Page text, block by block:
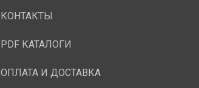
КОНТАКТЫ
PDF КАТАЛОГИ
ОПЛАТА И ДОСТАВКА